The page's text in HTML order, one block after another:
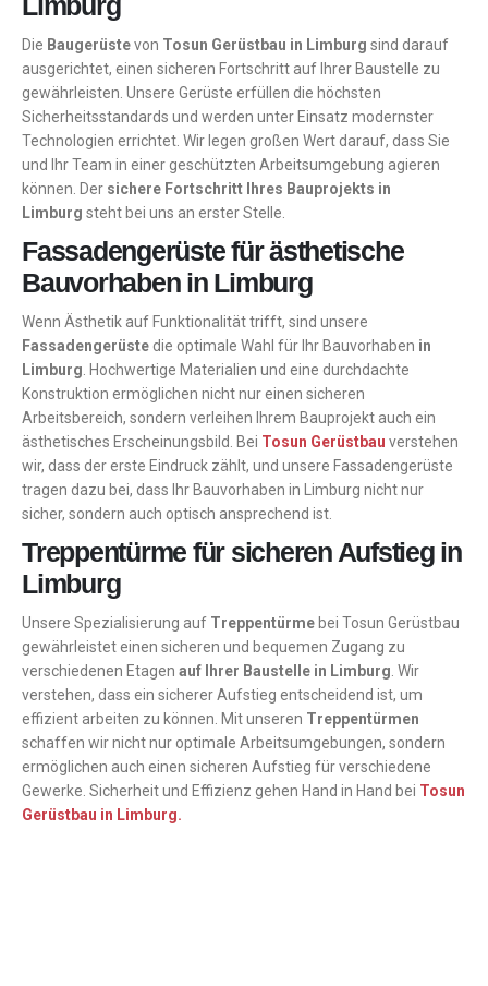
Die Baugerüstevon Tosun Gerüstbau in Limburg sind darauf
ausgerichtet, einen sicheren Fortschritt auf Ihrer Baustelle zu
gewährleisten. Unsere Gerüste erfüllen die höchsten
Sicherheitsstandards und werden unter Einsatz modernster
Technologien errichtet. Wir legen großen Wert darauf, dass Sie
und Ihr Team in einer geschützten Arbeitsumgebung agieren
können. Der sichere Fortschritt Ihres Bauprojekts in
Limburg steht bei uns an erster Stelle.
Fassadengerüste für ästhetische
Bauvorhaben in Limburg
Wenn Ästhetik auf Funktionalität trifft, sind unsere
Fassadengerüste die optimale Wahl für Ihr Bauvorhaben in
Limburg . Hochwertige Materialien und eine durchdachte
Konstruktion ermöglichen nicht nur einen sicheren
Arbeitsbereich, sondern verleihen Ihrem Bauprojekt auch ein
ästhetisches Erscheinungsbild. Bei Tosun Gerüstbau verstehen
wir, dass der erste Eindruck zählt, und unsere Fassadengerüste
tragen dazu bei, dass Ihr Bauvorhaben in Limburg nicht nur
sicher, sondern auch optisch ansprechend ist.
Treppentürme für sicheren Aufstieg in
Limburg
Unsere Spezialisierung auf Treppentürme bei Tosun Gerüstbau
gewährleistet einen sicheren und bequemen Zugang zu
verschiedenen Etagen auf Ihrer Baustelle in Limburg . Wir
verstehen, dass ein sicherer Aufstieg entscheidend ist, um
effizient arbeiten zu können. Mit unseren Treppentürmen
schaffen wir nicht nur optimale Arbeitsumgebungen, sondern
ermöglichen auch einen sicheren Aufstieg für verschiedene
Gewerke. Sicherheit und Effizienz gehen Hand in Hand bei Tosun
Gerüstbau in Limburg.